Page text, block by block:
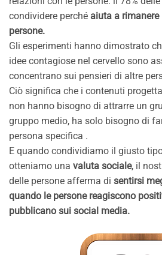
condividere perché aiuta a
persone.
Gli esperimenti hanno dimostrato
idee contagiose nel cervello sono
concentrano sui pensieri di altre
Ciò significa che i contenuti
non hanno bisogno di attrarre un
gruppo medio, ha solo bisogno di
persona specifica .
E quando condividiamo il giusto
otteniamo una valuta sociale, il
delle persone afferma di sentirsi
quando le persone reagiscono
pubblicano sui social media.